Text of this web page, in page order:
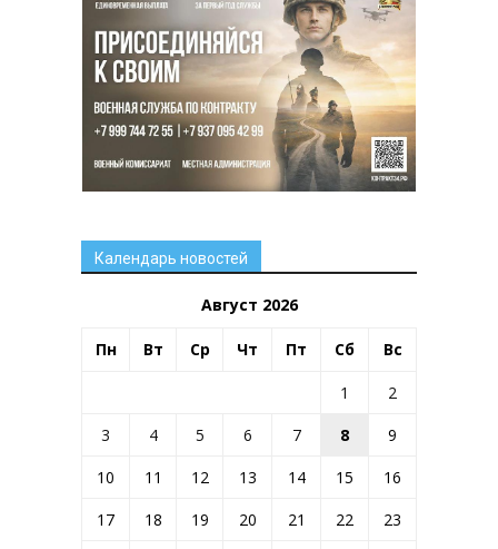
Календарь новостей
Август 2026
Пн Вт Ср Чт Пт Сб Вс
1
2
3
4 5 6 7 8
9
10
11 12 13 14 15
16
17
18 19 20 21 22
23